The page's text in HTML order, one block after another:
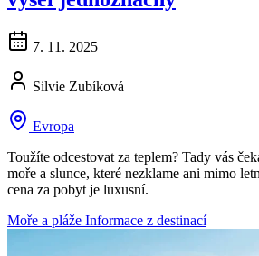
7. 11. 2025
Silvie Zubíková
Evropa
Toužíte odcestovat za teplem? Tady vás
moře a slunce, které nezklame ani mimo
cena za pobyt je luxusní.
Moře a pláže Informace z destinací